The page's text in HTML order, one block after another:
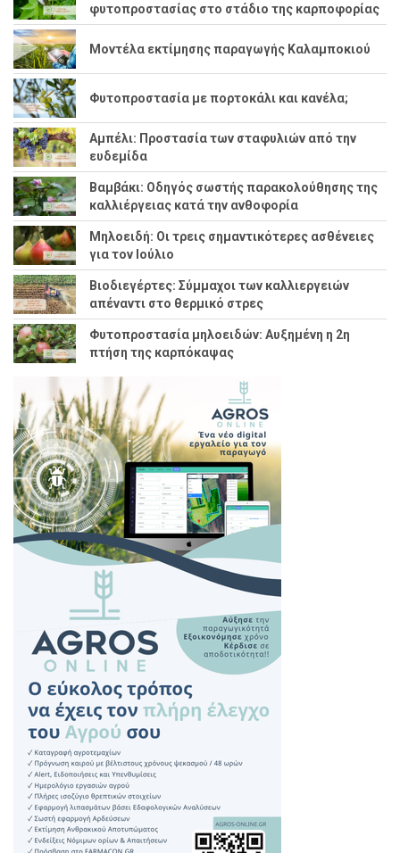
φυτοπροστασίας στο στάδιο της καρποφορίας
Μοντέλα εκτίμησης παραγωγής Καλαμποκιού
Φυτοπροστασία με πορτοκάλι και κανέλα;
Αμπέλι: Προστασία των σταφυλιών από την
ευδεμίδα
Βαμβάκι: Οδηγός σωστής παρακολούθησης της
καλλιέργειας κατά την ανθοφορία
Μηλοειδή: Οι τρεις σημαντικότερες ασθένειες
για τον Ιούλιο
Βιοδιεγέρτες: Σύμμαχοι των καλλιεργειών
απέναντι στο θερμικό στρες
Φυτοπροστασία μηλοειδών: Αυξημένη η 2η
πτήση της καρπόκαψας